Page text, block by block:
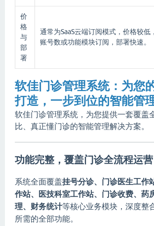
价
格
与
部
署
通常为SaaS云端订阅模式，价格较低
账号数或功能模块订阅，部署快速。
软佳门诊管理系统：为您
打造，一步到位的智能管
软佳门诊管理系统，为您提供一套覆盖
比、真正懂门诊的智能管理解决方案。
功能完整，覆盖门诊全流程运营
系统全面覆盖挂号分诊、门诊医生工作
作站、医技科室工作站、门诊收费、药
理、财务统计等核心业务模块，深度整
所需的全部功能。